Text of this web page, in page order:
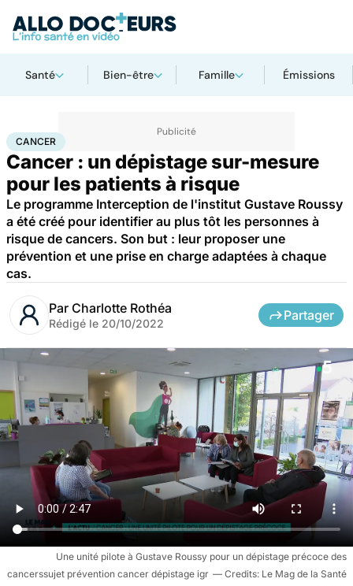
Santé Bien-être Famille Émissions
AccueilSanté Cancer
CANCER
Cancer : un dépistage sur-mesure
pour les patients à risque
Le programme Interception de l'institut Gustave Roussy
a été créé pour identifier au plus tôt les personnes à
risque de cancers. Son but : leur proposer une
prévention et une prise en charge adaptées à chaque
cas.
Par Charlotte Rothéa
Rédigé le 20/10/2022
Partager
Une unité pilote à Gustave Roussy pour un dépistage précoce des
cancerssujet prévention cancer dépistage igr
Le Mag de la Santé